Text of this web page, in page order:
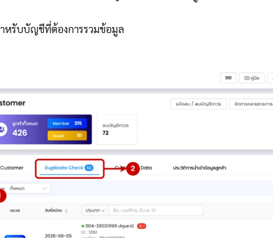
หรับบัญชีที่ต้องการรวมข้อมูล